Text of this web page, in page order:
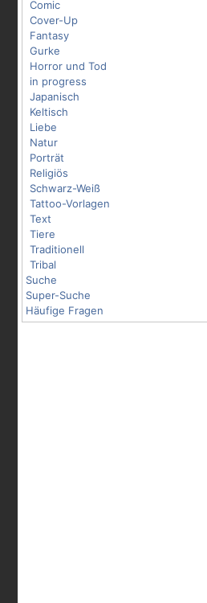
Comic
Cover-Up
Fantasy
Gurke
Horror und Tod
in progress
Japanisch
Keltisch
Liebe
Natur
Porträt
Religiös
Schwarz-Weiß
Tattoo-Vorlagen
Text
Tiere
Traditionell
Tribal
Suche
Super-Suche
Häufige Fragen